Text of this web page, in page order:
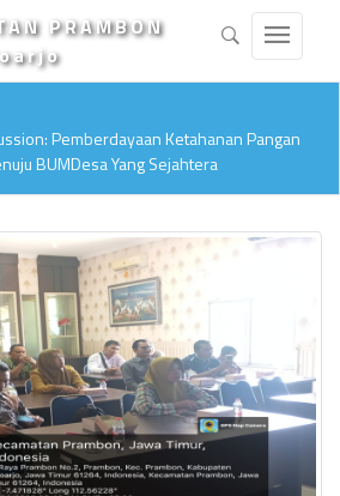
PRAMBON
Pemberdayaan Ketahanan Pangan
BUMDesa Yang Sejahtera